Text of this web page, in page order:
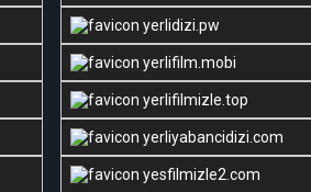
yerlidizi.pw
yerlifilm.mobi
yerlifilmizle.top
yerliyabancidizi.com
yesfilmizle2.com